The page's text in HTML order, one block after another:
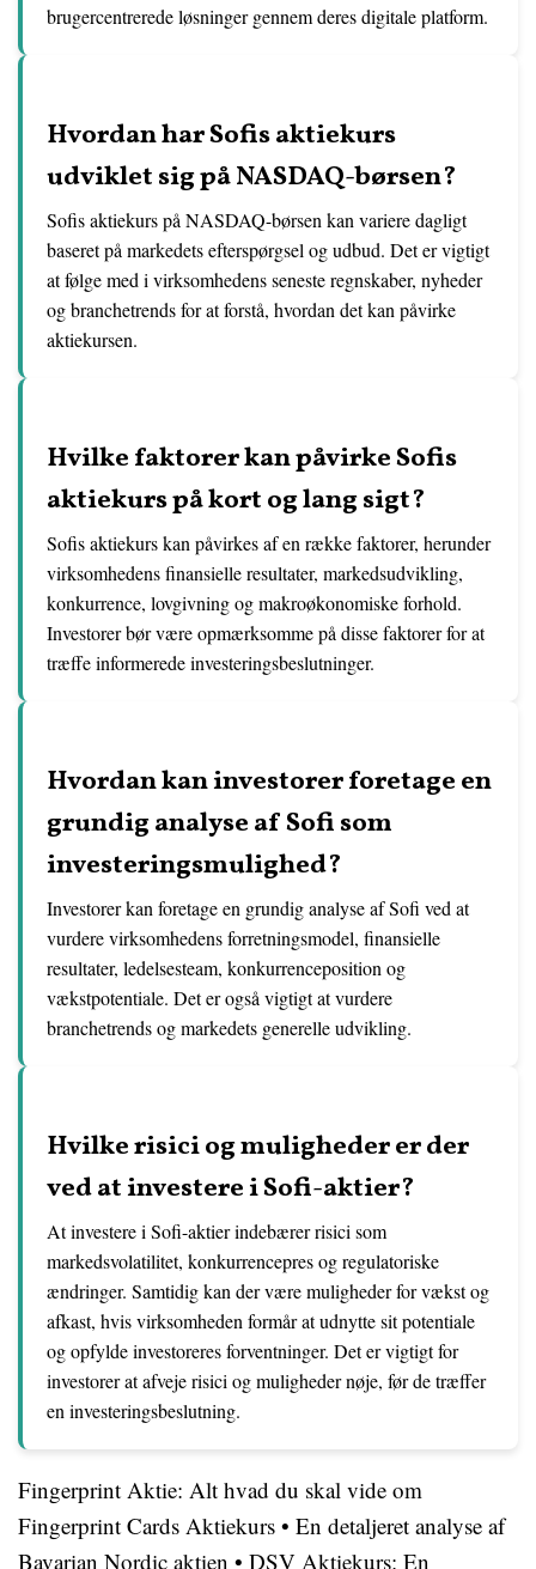
brugercentrerede løsninger gennem deres digitale platform.
Hvordan har Sofis aktiekurs
udviklet sig på NASDAQ-børsen?
Sofis aktiekurs på NASDAQ-børsen kan variere dagligt
baseret på markedets efterspørgsel og udbud. Det er vigtigt
at følge med i virksomhedens seneste regnskaber, nyheder
og branchetrends for at forstå, hvordan det kan påvirke
aktiekursen.
Hvilke faktorer kan påvirke Sofis
aktiekurs på kort og lang sigt?
Sofis aktiekurs kan påvirkes af en række faktorer, herunder
virksomhedens finansielle resultater, markedsudvikling,
konkurrence, lovgivning og makroøkonomiske forhold.
Investorer bør være opmærksomme på disse faktorer for at
træffe informerede investeringsbeslutninger.
Hvordan kan investorer foretage en
grundig analyse af Sofi som
investeringsmulighed?
Investorer kan foretage en grundig analyse af Sofi ved at
vurdere virksomhedens forretningsmodel, finansielle
resultater, ledelsesteam, konkurrenceposition og
vækstpotentiale. Det er også vigtigt at vurdere
branchetrends og markedets generelle udvikling.
Hvilke risici og muligheder er der
ved at investere i Sofi-aktier?
At investere i Sofi-aktier indebærer risici som
markedsvolatilitet, konkurrencepres og regulatoriske
ændringer. Samtidig kan der være muligheder for vækst og
afkast, hvis virksomheden formår at udnytte sit potentiale
og opfylde investoreres forventninger. Det er vigtigt for
investorer at afveje risici og muligheder nøje, før de træffer
en investeringsbeslutning.
Fingerprint Aktie: Alt hvad du skal vide om
Fingerprint Cards Aktiekurs • En detaljeret analyse af
Bavarian Nordic aktien • DSV Aktiekurs: En